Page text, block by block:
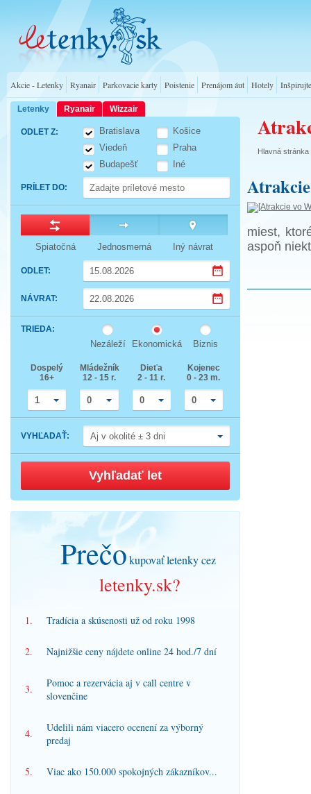
Akcie - Letenky Ryanair Parkovacie karty Poistenie Prenájom áut Hotely
Letenky Ryanair Wizzair
ODLET Z:
Bratislava
Viedeň
Budapešť
Košice
Praha
Iné
PRÍLET DO:
Spiatočná Jednosmerná Iný návrat
ODLET:
NÁVRAT:
the
down
the
calendar
and
select
a
date.
Press
the
question
to
shortcuts
changing
dates.
down
arrow
to
interact
with
the
and
select
date.
Press
question
mark
get
keyboard
shortcuts
for
changing
TRIEDA:
Nezáleží Ekonomická Biznis
Dospelý
16+
1
Mládežník
12 - 15 r.
0
Dieťa
2 - 11 r.
0
Kojenec
0 - 23 m.
0
VYHĽADAŤ: Aj v okolité ± 3 dni
Vyhľadať let
Prečokupovať letenky cez
letenky.sk?
1. Tradícia a skúsenosti už od roku 1998
2. Najnižšie ceny nájdete online 24 hod./7 dní
3.
Pomoc a rezervácia aj v call centre v
slovenčine
4.
Udelili nám viacero ocenení za výborný
predaj
5. Viac ako 150.000 spokojných zákazníkov...
Hlavná stránka
miest,
aspoň